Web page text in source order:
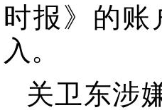
时报》的
入。
关卫东涉